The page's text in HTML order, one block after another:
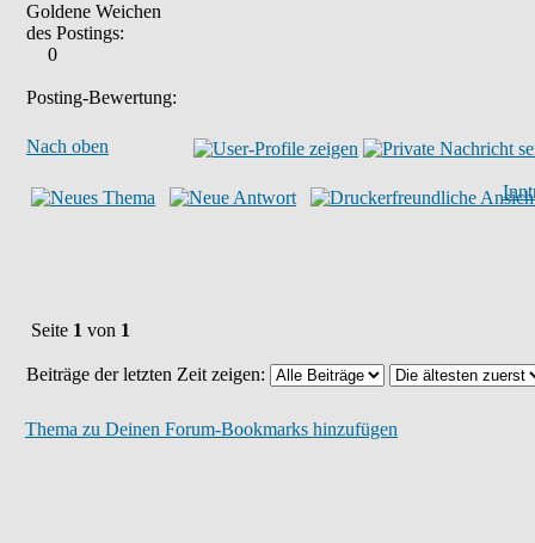
Goldene Weichen
des Postings:
0
Posting-Bewertung:
Nach oben
Seite 1 von 1
Beiträge der letzten Zeit zeigen:
Thema zu Deinen Forum-Bookmarks hinzufügen